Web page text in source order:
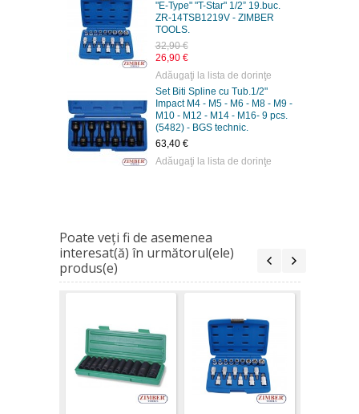
"E-Type" "T-Star" 1/2” 19.buc.
ZR-14TSB1219V - ZIMBER
TOOLS.
32,90 €
26,90 €
Adăugaţi la lista de dorinţe
Set Biti Spline cu Tub.1/2"
Impact M4 - M5 - M6 - M8 - M9 -
M10 - M12 - M14 - M16- 9 pcs.
(5482) - BGS technic.
63,40 €
Adăugaţi la lista de dorinţe
Poate veţi fi de asemenea
interesat(ă) în următorul(ele)
produs(e)